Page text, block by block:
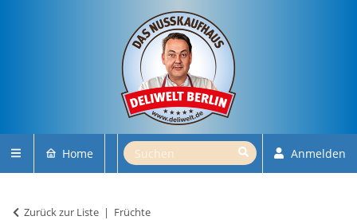
Home Anmelden
Zurück zur Liste Früchte